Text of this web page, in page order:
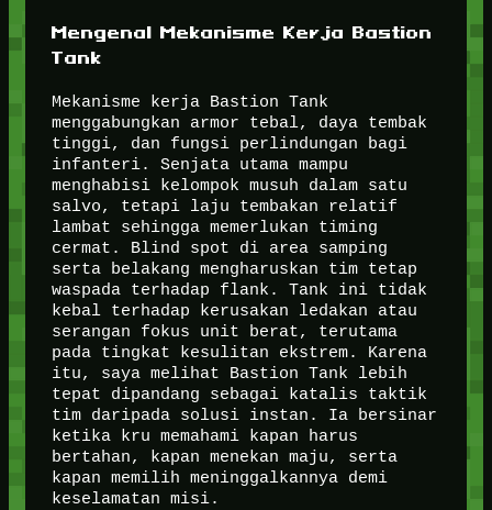
Mengenal Mekanisme Kerja Bastion
Tank
Mekanisme kerja Bastion Tank
menggabungkan armor tebal, daya tembak
tinggi, dan fungsi perlindungan bagi
infanteri. Senjata utama mampu
menghabisi kelompok musuh dalam satu
salvo, tetapi laju tembakan relatif
lambat sehingga memerlukan timing
cermat. Blind spot di area samping
serta belakang mengharuskan tim tetap
waspada terhadap flank. Tank ini tidak
kebal terhadap kerusakan ledakan atau
serangan fokus unit berat, terutama
pada tingkat kesulitan ekstrem. Karena
itu, saya melihat Bastion Tank lebih
tepat dipandang sebagai katalis taktik
tim daripada solusi instan. Ia bersinar
ketika kru memahami kapan harus
bertahan, kapan menekan maju, serta
kapan memilih meninggalkannya demi
keselamatan misi.